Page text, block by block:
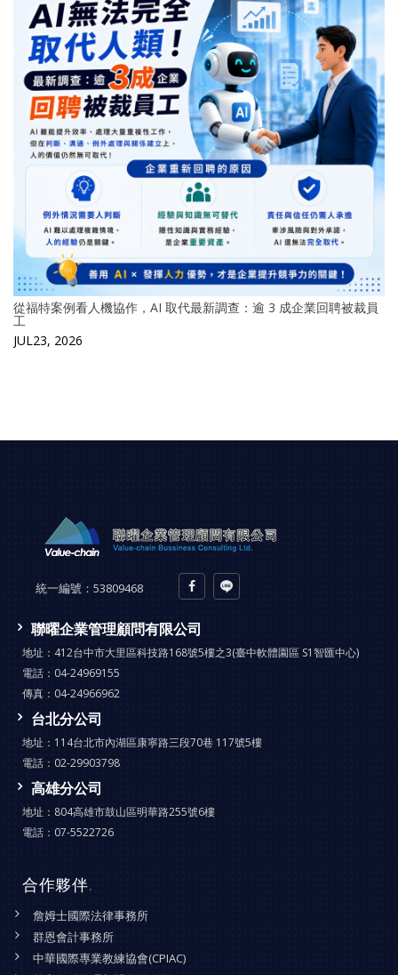
從福特案例看人機協作，AI 取代最新調查：逾 3 成企業回聘被裁員
工
JUL23, 2026
統一編號： 53809468
聯曜企業管理顧問有限公司
地址： 412台中市大里區科技路168號5樓之3(臺中軟體園區 S1智匯中心)
電話： 04-24969155
傳真： 04-24966962
台北分公司
地址： 114台北市內湖區康寧路三段70巷 117號5樓
電話： 02-29903798
高雄分公司
地址： 804高雄市鼓山區明華路255號6樓
電話： 07-5522726
合作夥伴.
詹姆士國際法律事務所
群恩會計事務所
中華國際專業教練協會(CPIAC)